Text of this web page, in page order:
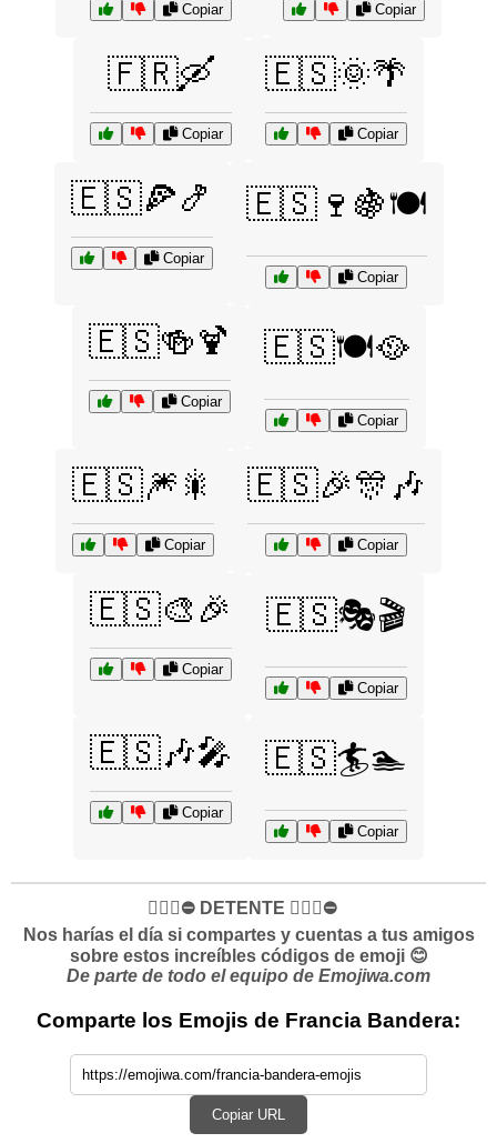
Copiar Copiar
🇫🇷🛶
Copiar
🇪🇸🌞🌴
Copiar
🇪🇸🍕🍤
Copiar
🇪🇸🍷🍇🍽️
Copiar
🇪🇸🍻🍹
Copiar
🇪🇸🍽️🥘
Copiar
🇪🇸🎆🎇
Copiar
🇪🇸🎉🎊🎶
Copiar
🇪🇸🎨🎉
Copiar
🇪🇸🎭🎬
Copiar
🇪🇸🎶🎤
Copiar
🇪🇸🏄🏊
Copiar
✋🏻🛑⛔️ DETENTE ✋🏻🛑⛔️
Nos harías el día si compartes y cuentas a tus amigos
sobre estos increíbles códigos de emoji 😊
De parte de todo el equipo de Emojiwa.com
Comparte los Emojis de Francia Bandera:
Copiar URL